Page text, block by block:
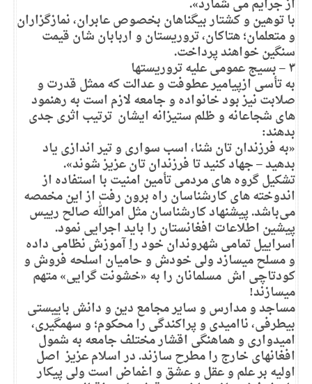
از جرایم می شمارد».
با توهین و کشتار بیگناهان بخصوص عابران، نمازگزاران
و متعلمان؛ هتاکان، تروریستان و اربابان شان قیمت
سنگین خواهند پرداخت.
۳ – بسیج عمومی علیه تروریستها
به تأسی ازپیامیر عطوفت و عدالت که ممثل قدرت و
صلابت نیز بود خانواده و جامعه لازم است به رهنمود
های شجاعانه و ظلم ستیزانه ایشان ترتیب اثری جدی
بدهند:
«به فرزندان تان شنا، اسب سواری و تیر اندازی یاد
بدهید – جهاد کنید تا فرزندان تان عزیز شوند».
تشکیل گروه های مردمی تأمین امنیت با استفاده از
اندوخته های کارشناسان راه برون رفت از این مخمصه
می‌باشد. پیشنهاد کارشناسان مثل امرالله صالح رییس
پیشین اطلاعات افغانستان را باید اجرایی نمود.
اسراییل تمامی شهروندان خودراآموزش نظامی داده
و مسلح میسازد ولی خودش و حامیان اسلحه فروش و
کودتاچی اش مسلمانان را به «خشونت گرایی» متهم
میسازند!
مساجد و مدارس و سایر مجامع دین و دانش باییستی
بیطرفی، ناامیدی و پراکندگی را محکوم؛ و سهمگیری،
امیدواری و هماهنگی اقشار مختلف جامعه به شمول
افغانهای خارج را مطرح سازند. در اسلام عزیز اصل
اولیه بر علم و عقل و عشق و اغماض است ولی پیکار